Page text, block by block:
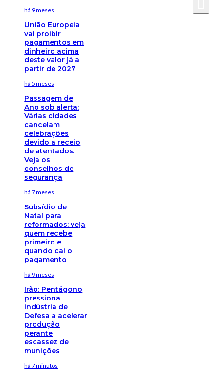
há 9 meses
União Europeia
vai proibir
pagamentos em
dinheiro acima
deste valor já a
partir de 2027
há 5 meses
Passagem de
Ano sob alerta:
Várias cidades
cancelam
celebrações
devido a receio
de atentados.
Veja os
conselhos de
segurança
há 7 meses
Subsídio de
Natal para
reformados: veja
quem recebe
primeiro e
quando cai o
pagamento
há 9 meses
Irão: Pentágono
pressiona
indústria de
Defesa a acelerar
produção
perante
escassez de
munições
há 7 minutos